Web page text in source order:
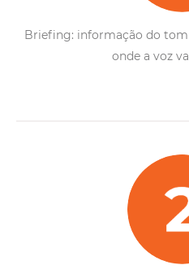
Briefing: informação do
onde a voz